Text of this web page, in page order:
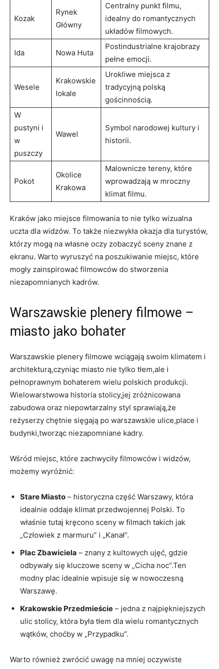
Kozak
Rynek
Główny
Centralny punkt‌ filmu,
idealny do romantycznych
układów filmowych.
Ida Nowa⁢ Huta
Postindustrialne krajobrazy⁢
pełne ‍emocji.
Wesele
Krakowskie
lokale
Urokliwe‍ miejsca z
tradycyjną polską
gościnnością.
W
pustyni i
w
puszczy
Wawel
Symbol narodowej kultury ​i
historii.
Pokot
Okolice
Krakowa
Malownicze tereny, które
wprowadzają w mroczny
klimat​ filmu.
Kraków ‍jako miejsce filmowania to nie tylko wizualna
uczta dla widzów. ‌To także niezwykła okazja dla turystów,
​którzy mogą na ​własne oczy zobaczyć sceny znane z
ekranu. ⁤Warto‌ wyruszyć na poszukiwanie miejsc, które
mogły zainspirować filmowców do stworzenia
‌niezapomnianych kadrów.
Warszawskie plenery filmowe –
miasto⁤ jako bohater
Warszawskie ​plenery ⁣filmowe ⁤wciągają swoim‍ klimatem ⁢i
architekturą,czyniąc miasto‌ nie​ tylko tłem,ale i
pełnoprawnym bohaterem ⁢wielu polskich produkcji.
Wielowarstwowa⁤ historia stolicy,jej zróżnicowana
zabudowa oraz ‌niepowtarzalny styl ‌sprawiają,że‍
reżyserzy chętnie sięgają po warszawskie ulice,place i
budynki,tworząc niezapomniane kadry.
Wśród miejsc,‌ które zachwyciły filmowców i ‌widzów,
możemy wyróżnić:
Stare Miasto – historyczna część Warszawy, która
idealnie oddaje klimat przedwojennej Polski. To
właśnie tutaj kręcono⁢ sceny‌ w filmach takich ⁣jak
„Człowiek⁣ z marmuru” i​ „Kanał”.
Plac Zbawiciela – ‍znany z kultowych ujęć, gdzie‌
odbywały ⁤się kluczowe⁢ sceny w⁢ „Cicha noc”.Ten
modny plac idealnie wpisuje się w nowoczesną
Warszawę.
Krakowskie Przedmieście – jedna z najpiękniejszych
ulic stolicy, która była tłem dla wielu romantycznych
wątków, choćby w „Przypadku”.
Warto⁢ również ⁣zwrócić uwagę na mniej oczywiste